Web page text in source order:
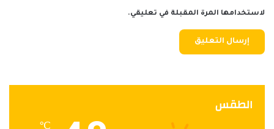
لاستخدامها المرة المقبلة في تعليقي.
الطقس